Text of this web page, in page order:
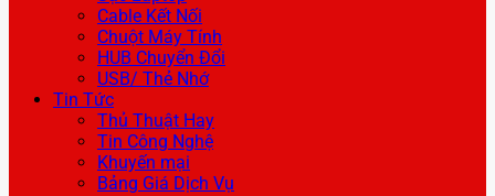
Cable Kết Nối
Chuột Máy Tính
HUB Chuyển Đổi
USB/ Thẻ Nhớ
Tin Tức
Thủ Thuật Hay
Tin Công Nghệ
Khuyến mại
Bảng Giá Dịch Vụ